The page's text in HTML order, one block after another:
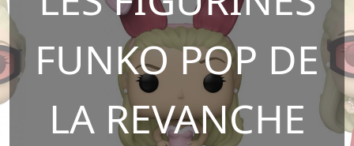
FUNKO POP DE
LA REVANCHE